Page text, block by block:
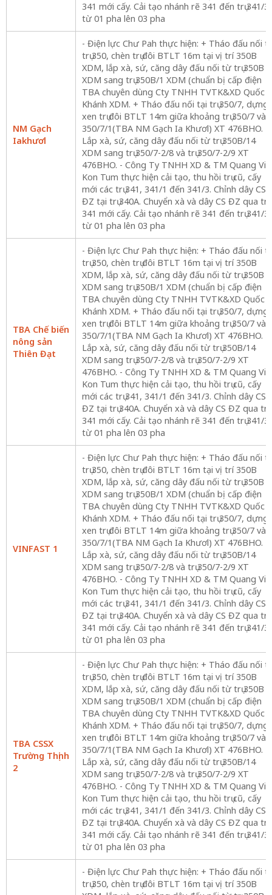
341 mới cấy. Cải tạo nhánh rẽ 341 đến trụ 341/3
từ 01 pha lên 03 pha
NM Gạch
Iakhươl
- Điện lực Chư Pah thực hiện: + Tháo đấu nối
trụ 350, chèn trụ đôi BTLT 16m tại vị trí 350B
XDM, lắp xà, sứ, căng dây đấu nối từ trụ 350B
XDM sang trụ 350B/1 XDM (chuẩn bị cấp điện
TBA chuyên dùng Cty TNHH TVTK&XD Quốc
Khánh XDM. + Tháo đấu nối tại trụ 350/7, dựng
xen trụ đôi BTLT 14m giữa khoảng trụ 350/7 và
350/7/1(TBA NM Gạch Ia Khươl) XT 476BHO. +
Lắp xà, sứ, căng dây đấu nối từ trụ 350B/14
XDM sang trụ 350/7-2/8 và trụ 350/7-2/9 XT
476BHO. - Công Ty TNHH XD & TM Quang
Kon Tum thực hiện cải tạo, thu hồi trụ cũ, cấy
mới các trụ 341, 341/1 đến 341/3. Chỉnh dây CS
ĐZ tại trụ 340A. Chuyển xà và dây CS ĐZ qua trụ
341 mới cấy. Cải tạo nhánh rẽ 341 đến trụ 341/3
từ 01 pha lên 03 pha
TBA Chế biến
nông sản
Thiên Đạt
- Điện lực Chư Pah thực hiện: + Tháo đấu nối
trụ 350, chèn trụ đôi BTLT 16m tại vị trí 350B
XDM, lắp xà, sứ, căng dây đấu nối từ trụ 350B
XDM sang trụ 350B/1 XDM (chuẩn bị cấp điện
TBA chuyên dùng Cty TNHH TVTK&XD Quốc
Khánh XDM. + Tháo đấu nối tại trụ 350/7, dựng
xen trụ đôi BTLT 14m giữa khoảng trụ 350/7 và
350/7/1(TBA NM Gạch Ia Khươl) XT 476BHO. +
Lắp xà, sứ, căng dây đấu nối từ trụ 350B/14
XDM sang trụ 350/7-2/8 và trụ 350/7-2/9 XT
476BHO. - Công Ty TNHH XD & TM Quang
Kon Tum thực hiện cải tạo, thu hồi trụ cũ, cấy
mới các trụ 341, 341/1 đến 341/3. Chỉnh dây CS
ĐZ tại trụ 340A. Chuyển xà và dây CS ĐZ qua trụ
341 mới cấy. Cải tạo nhánh rẽ 341 đến trụ 341/3
từ 01 pha lên 03 pha
VINFAST 1
- Điện lực Chư Pah thực hiện: + Tháo đấu nối
trụ 350, chèn trụ đôi BTLT 16m tại vị trí 350B
XDM, lắp xà, sứ, căng dây đấu nối từ trụ 350B
XDM sang trụ 350B/1 XDM (chuẩn bị cấp điện
TBA chuyên dùng Cty TNHH TVTK&XD Quốc
Khánh XDM. + Tháo đấu nối tại trụ 350/7, dựng
xen trụ đôi BTLT 14m giữa khoảng trụ 350/7 và
350/7/1(TBA NM Gạch Ia Khươl) XT 476BHO. +
Lắp xà, sứ, căng dây đấu nối từ trụ 350B/14
XDM sang trụ 350/7-2/8 và trụ 350/7-2/9 XT
476BHO. - Công Ty TNHH XD & TM Quang
Kon Tum thực hiện cải tạo, thu hồi trụ cũ, cấy
mới các trụ 341, 341/1 đến 341/3. Chỉnh dây CS
ĐZ tại trụ 340A. Chuyển xà và dây CS ĐZ qua trụ
341 mới cấy. Cải tạo nhánh rẽ 341 đến trụ 341/3
từ 01 pha lên 03 pha
TBA CSSX
Trường Thịnh
2
- Điện lực Chư Pah thực hiện: + Tháo đấu nối
trụ 350, chèn trụ đôi BTLT 16m tại vị trí 350B
XDM, lắp xà, sứ, căng dây đấu nối từ trụ 350B
XDM sang trụ 350B/1 XDM (chuẩn bị cấp điện
TBA chuyên dùng Cty TNHH TVTK&XD Quốc
Khánh XDM. + Tháo đấu nối tại trụ 350/7, dựng
xen trụ đôi BTLT 14m giữa khoảng trụ 350/7 và
350/7/1(TBA NM Gạch Ia Khươl) XT 476BHO. +
Lắp xà, sứ, căng dây đấu nối từ trụ 350B/14
XDM sang trụ 350/7-2/8 và trụ 350/7-2/9 XT
476BHO. - Công Ty TNHH XD & TM Quang
Kon Tum thực hiện cải tạo, thu hồi trụ cũ, cấy
mới các trụ 341, 341/1 đến 341/3. Chỉnh dây CS
ĐZ tại trụ 340A. Chuyển xà và dây CS ĐZ qua trụ
341 mới cấy. Cải tạo nhánh rẽ 341 đến trụ 341/3
từ 01 pha lên 03 pha
- Điện lực Chư Pah thực hiện: + Tháo đấu nối
trụ 350, chèn trụ đôi BTLT 16m tại vị trí 350B